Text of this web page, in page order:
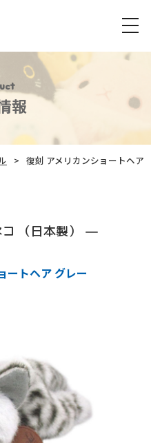
報
復刻 アメリカンショートヘア
（日本製）
ートヘア グレー